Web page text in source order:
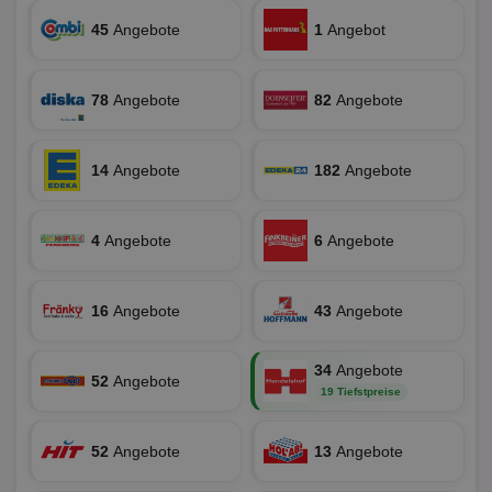
45 Angebote 1 Angebot
78 Angebote 82 Angebote
14 Angebote 182 Angebote
4 Angebote 6 Angebote
16 Angebote 43 Angebote
52 Angebote
34 Angebote
19 Tiefstpreise
52 Angebote 13 Angebote
CookieScript
www.aktionspreis.de
Provider/
Name /Domäne Ablaufdatum